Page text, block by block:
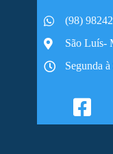
(98)
São Luís-
Segunda